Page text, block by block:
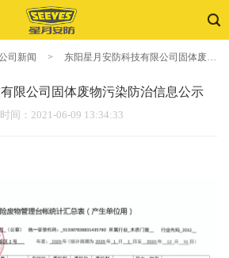
司新闻 > 东阳星月安防科技有限公司固体废物
限公司固体废物污染防治信息公示
间 ：2021-06-09 13:34:33